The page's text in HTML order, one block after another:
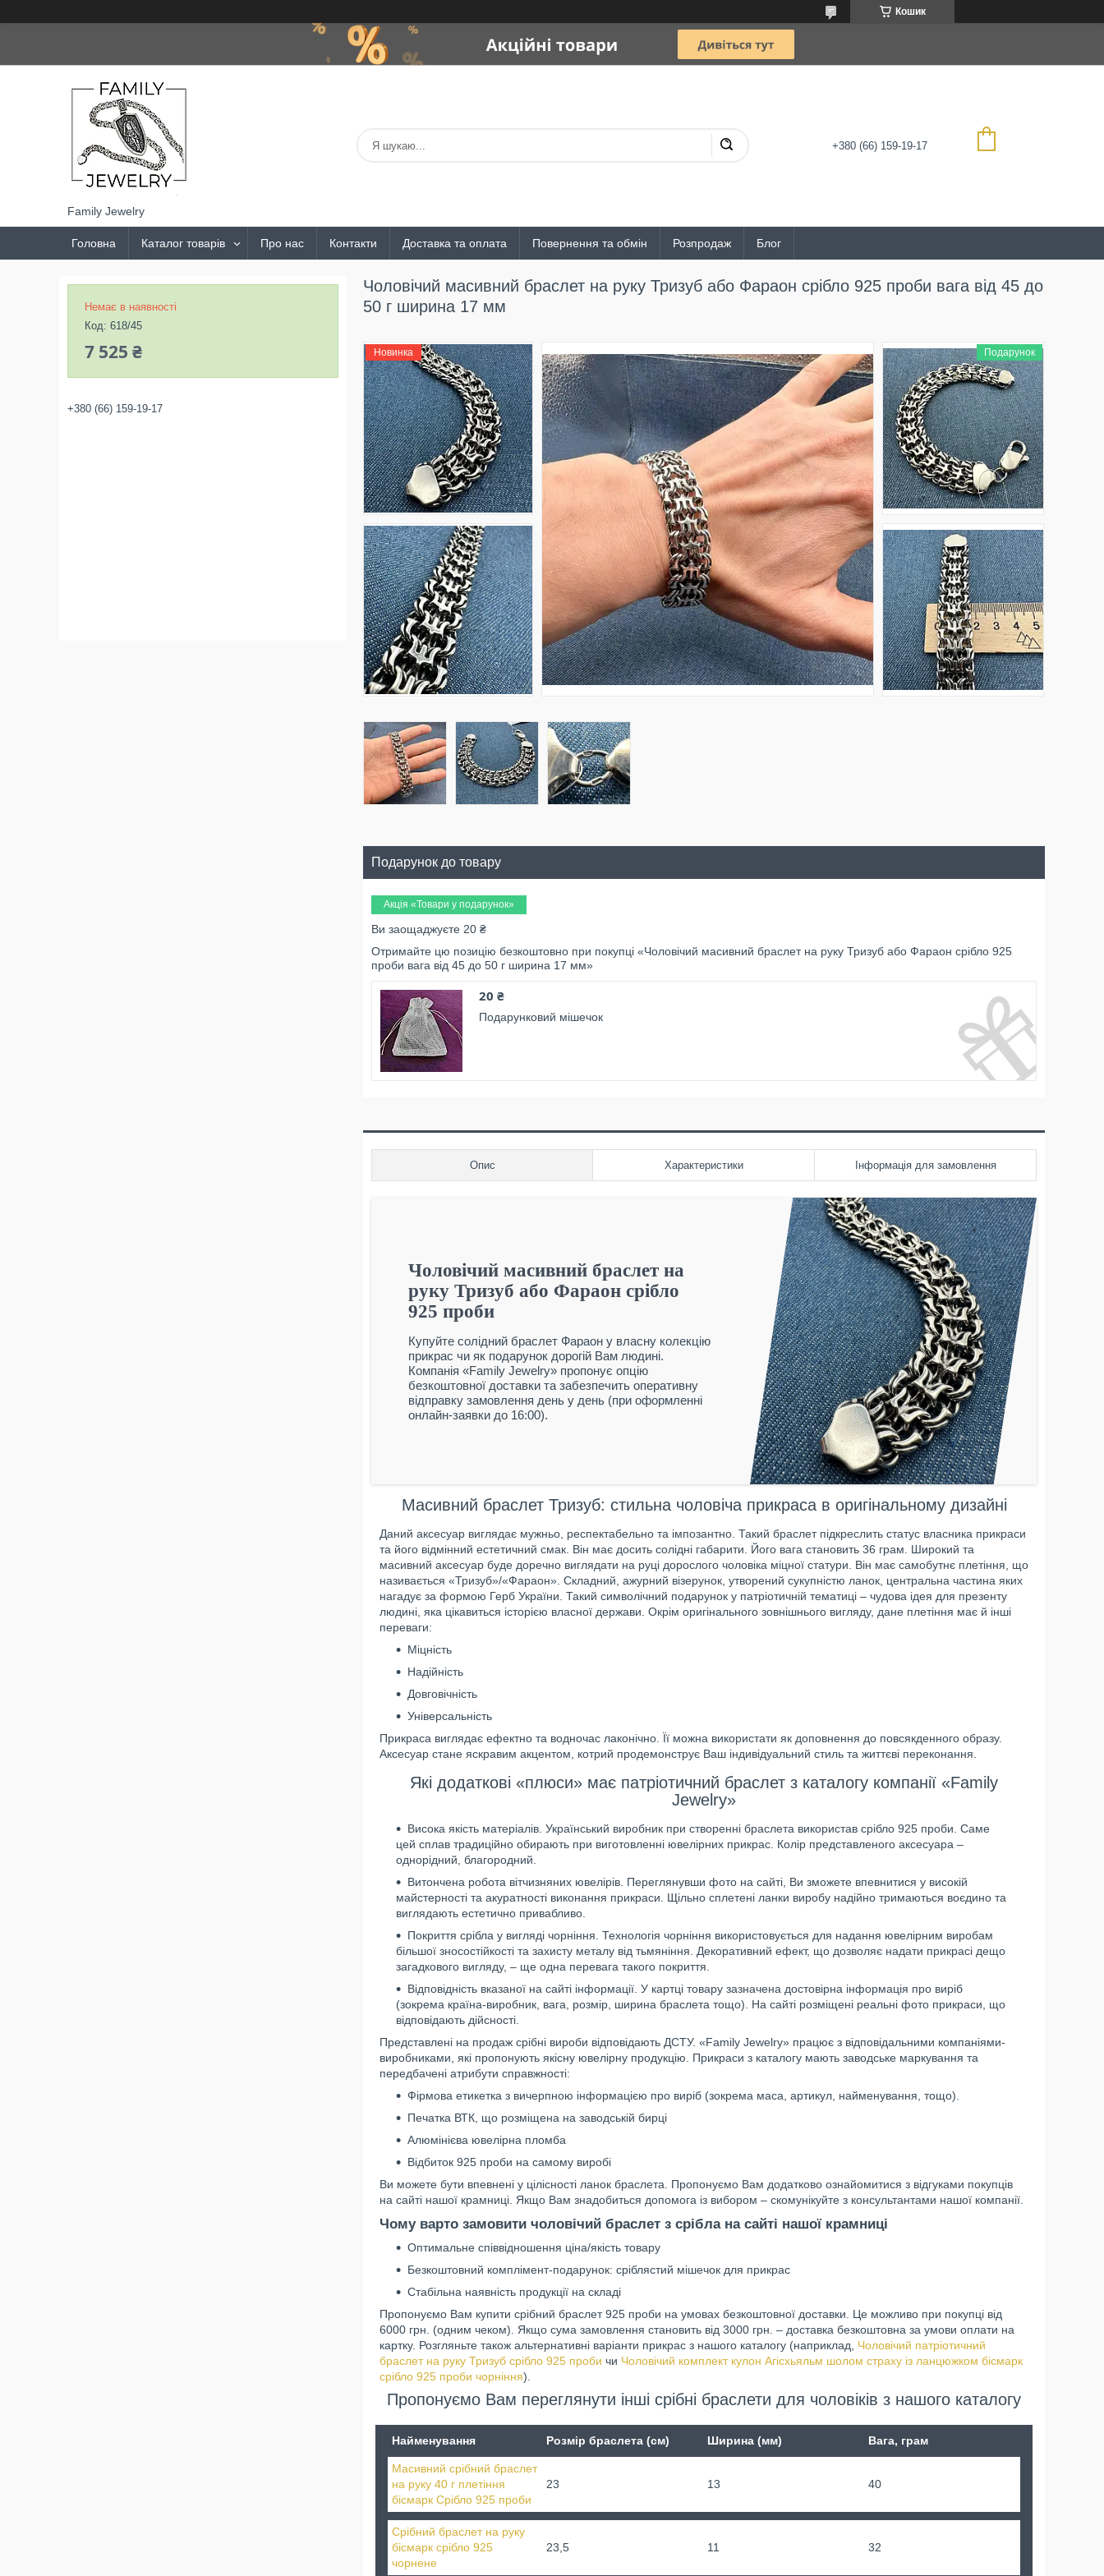
Кошик
Family Jewelry
+380 (66) 159-19-17
Головна Каталог товарів Про нас Контакти Доставка та оплата Повернення та обмін Розпродаж Блог
Чоловічий масивний браслет на руку Тризуб або Фараон срібло 925 проби вага від 45 до
50 г ширина 17 мм
Новинка Подарунок
Подарунок до товару
Акція «Товари у подарунок»
Ви заощаджуєте 20 ₴
Отримайте цю позицію безкоштовно при покупці «Чоловічий масивний браслет на руку Тризуб або Фараон срібло 925
проби вага від 45 до 50 г ширина 17 мм»
20 ₴
Подарунковий мішечок
Опис Характеристики Інформація для замовлення
Чоловічий масивний браслет на
руку Тризуб або Фараон срібло
925 проби
Купуйте солідний браслет Фараон у власну колекцію
прикрас чи як подарунок дорогій Вам людині.
Компанія «Family Jewelry» пропонує опцію
безкоштовної доставки та забезпечить оперативну
відправку замовлення день у день (при оформленні
онлайн-заявки до 16:00).
Масивний браслет Тризуб: стильна чоловіча прикраса в оригінальному дизайні
Даний аксесуар виглядає мужньо, респектабельно та імпозантно. Такий браслет підкреслить статус власника прикраси
та його відмінний естетичний смак. Він має досить солідні габарити. Його вага становить 36 грам. Широкий та
масивний аксесуар буде доречно виглядати на руці дорослого чоловіка міцної статури. Він має самобутнє плетіння, що
називається «Тризуб»/«Фараон». Складний, ажурний візерунок, утворений сукупністю ланок, центральна частина яких
нагадує за формою Герб України. Такий символічний подарунок у патріотичній тематиці – чудова ідея для презенту
людині, яка цікавиться історією власної держави. Окрім оригінального зовнішнього вигляду, дане плетіння має й інші
переваги:
Міцність
Надійність
Довговічність
Універсальність
Прикраса виглядає ефектно та водночас лаконічно. Її можна використати як доповнення до повсякденного образу.
Аксесуар стане яскравим акцентом, котрий продемонструє Ваш індивідуальний стиль та життєві переконання.
Які додаткові «плюси» має патріотичний браслет з каталогу компанії «Family
Jewelry»
Висока якість матеріалів. Український виробник при створенні браслета використав срібло 925 проби. Саме
цей сплав традиційно обирають при виготовленні ювелірних прикрас. Колір представленого аксесуара –
однорідний, благородний.
Витончена робота вітчизняних ювелірів. Переглянувши фото на сайті, Ви зможете впевнитися у високій
майстерності та акуратності виконання прикраси. Щільно сплетені ланки виробу надійно тримаються воєдино та
виглядають естетично привабливо.
Покриття срібла у вигляді чорніння. Технологія чорніння використовується для надання ювелірним виробам
більшої зносостійкості та захисту металу від тьмяніння. Декоративний ефект, що дозволяє надати прикрасі дещо
загадкового вигляду, – ще одна перевага такого покриття.
Відповідність вказаної на сайті інформації. У картці товару зазначена достовірна інформація про виріб
(зокрема країна-виробник, вага, розмір, ширина браслета тощо). На сайті розміщені реальні фото прикраси, що
відповідають дійсності.
Представлені на продаж срібні вироби відповідають ДСТУ. «Family Jewelry» працює з відповідальними компаніями-
виробниками, які пропонують якісну ювелірну продукцію. Прикраси з каталогу мають заводське маркування та
передбачені атрибути справжності:
Фірмова етикетка з вичерпною інформацією про виріб (зокрема маса, артикул, найменування, тощо).
Печатка ВТК, що розміщена на заводській бирці
Алюмінієва ювелірна пломба
Відбиток 925 проби на самому виробі
Ви можете бути впевнені у цілісності ланок браслета. Пропонуємо Вам додатково ознайомитися з відгуками покупців
на сайті нашої крамниці. Якщо Вам знадобиться допомога із вибором – скомунікуйте з консультантами нашої компанії.
Чому варто замовити чоловічий браслет з срібла на сайті нашої крамниці
Оптимальне співвідношення ціна/якість товару
Безкоштовний комплімент-подарунок: сріблястий мішечок для прикрас
Стабільна наявність продукції на складі
Пропонуємо Вам купити срібний браслет 925 проби на умовах безкоштовної доставки. Це можливо при покупці від
6000 грн. (одним чеком). Якщо сума замовлення становить від 3000 грн. – доставка безкоштовна за умови оплати на
картку. Розгляньте також альтернативні варіанти прикрас з нашого каталогу (наприклад, Чоловічий патріотичний
браслет на руку Тризуб срібло 925 проби чи Чоловічий комплект кулон Агісхьяльм шолом страху із ланцюжком бісмарк
срібло 925 проби чорніння).
Пропонуємо Вам переглянути інші срібні браслети для чоловіків з нашого каталогу
Найменування Розмір браслета (см) Ширина (мм) Вага, грам
Масивний срібний браслет
на руку 40 г плетіння
бісмарк Срібло 925 проби
23 13 40
Срібний браслет на руку
бісмарк срібло 925
чорнене
23,5 11 32
Немає в наявності
Код: 618/45
7 525 ₴
+380 (66) 159-19-17